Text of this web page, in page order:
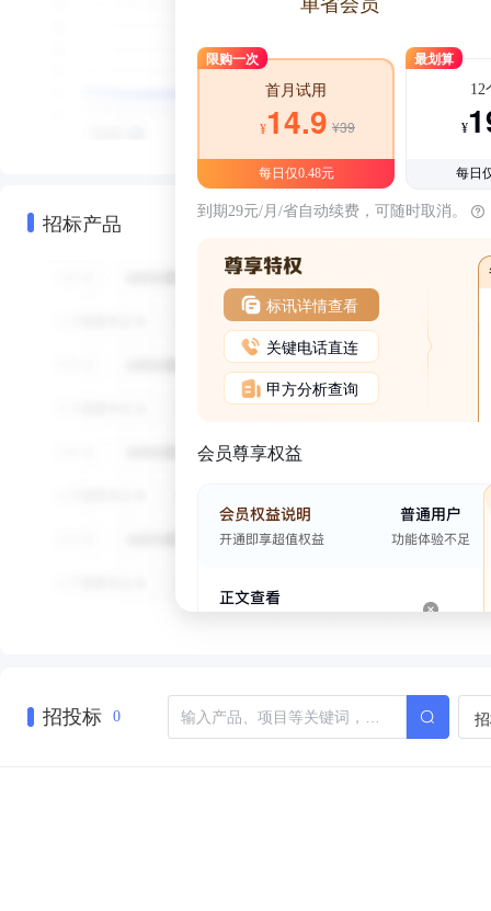
招标产品
限购一次
首月试用
¥14.9 ¥39
每日仅0.48元
最划算
12
¥
每日
到期29元/月/省自动续费，可随时取消。
标讯详情查看
关键电话直连
甲方分析查询
会员尊享权益
招投标 0